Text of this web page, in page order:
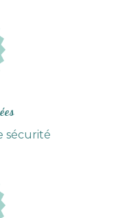
sécurité